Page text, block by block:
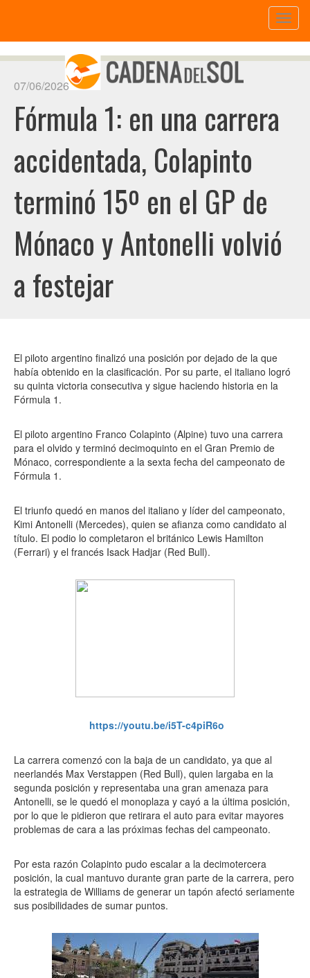
07/06/2026
Fórmula 1: en una carrera
accidentada, Colapinto
terminó 15º en el GP de
Mónaco y Antonelli volvió
a festejar
El piloto argentino finalizó una posición por dejado de la que
había obtenido en la clasificación. Por su parte, el italiano logró
su quinta victoria consecutiva y sigue haciendo historia en la
Fórmula 1.
El piloto argentino Franco Colapinto (Alpine) tuvo una carrera
para el olvido y terminó decimoquinto en el Gran Premio de
Mónaco, correspondiente a la sexta fecha del campeonato de
Fórmula 1.
El triunfo quedó en manos del italiano y líder del campeonato,
Kimi Antonelli (Mercedes), quien se afianza como candidato al
título. El podio lo completaron el británico Lewis Hamilton
(Ferrari) y el francés Isack Hadjar (Red Bull).
https://youtu.be/i5T-c4piR6o
La carrera comenzó con la baja de un candidato, ya que al
neerlandés Max Verstappen (Red Bull), quien largaba en la
segunda posición y representaba una gran amenaza para
Antonelli, se le quedó el monoplaza y cayó a la última posición,
por lo que le pidieron que retirara el auto para evitar mayores
problemas de cara a las próximas fechas del campeonato.
Por esta razón Colapinto pudo escalar a la decimotercera
posición, la cual mantuvo durante gran parte de la carrera, pero
la estrategia de Williams de generar un tapón afectó seriamente
sus posibilidades de sumar puntos.